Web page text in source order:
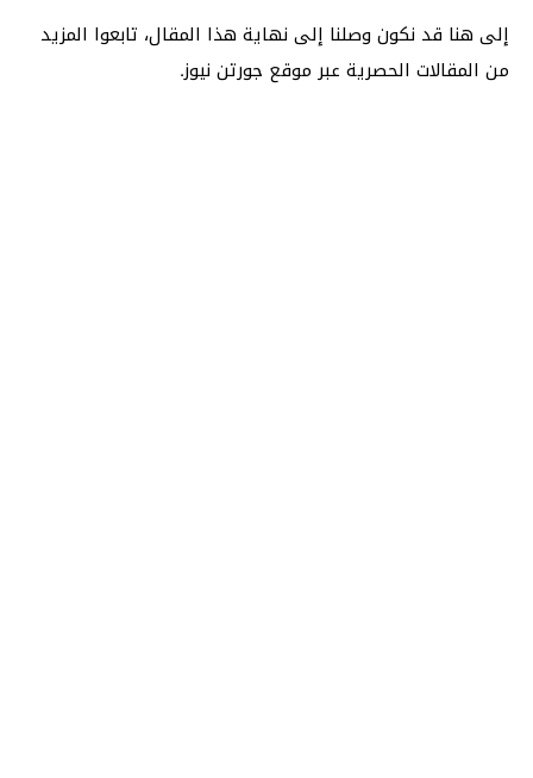
إلى هنا قد نكون وصلنا إلى نهاية هذا المقال، تابعوا المزيد
من المقالات الحصرية عبر موقع جورتن نيوز.